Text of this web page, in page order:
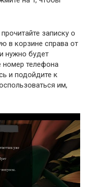
записку о
в корзине справа от
нужно будет
номер телефона
и подойдите к
им,